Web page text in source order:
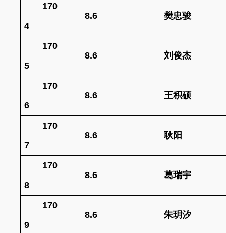
170
4
8.6 樊忠骏
170
5
8.6 刘俊杰
170
6
8.6 王积硕
170
7
8.6 耿阳
170
8
8.6 葛瑞宇
170
9
8.6 朱玥汐